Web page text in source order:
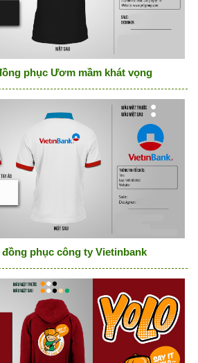
phục Ươm mầm khát vọng
đồng phục công ty Vietinbank